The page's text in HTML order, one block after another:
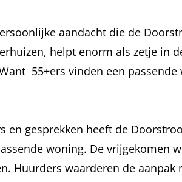
aandacht die de
helpt enorm als zetje in
55+ers vinden een
gesprekken heeft de
woning. De vrijgekomen
Huurders waarderen de aanpak